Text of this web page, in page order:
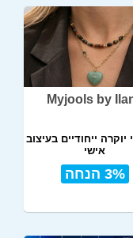
Myjools by
יוקרה ייחודיים בעיצוב
אישי
3% הנחה